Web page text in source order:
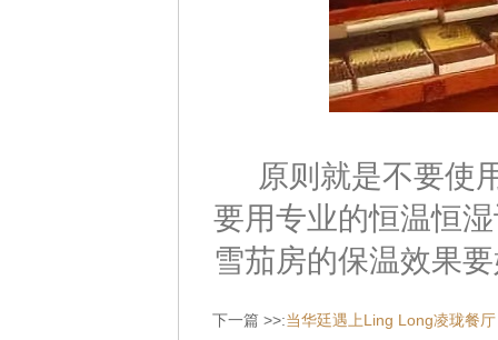
原则就是不要使
要用专业的恒温恒
雪茄房的保温效果
下一篇 >>:当华廷遇上Ling Long凌珑餐厅